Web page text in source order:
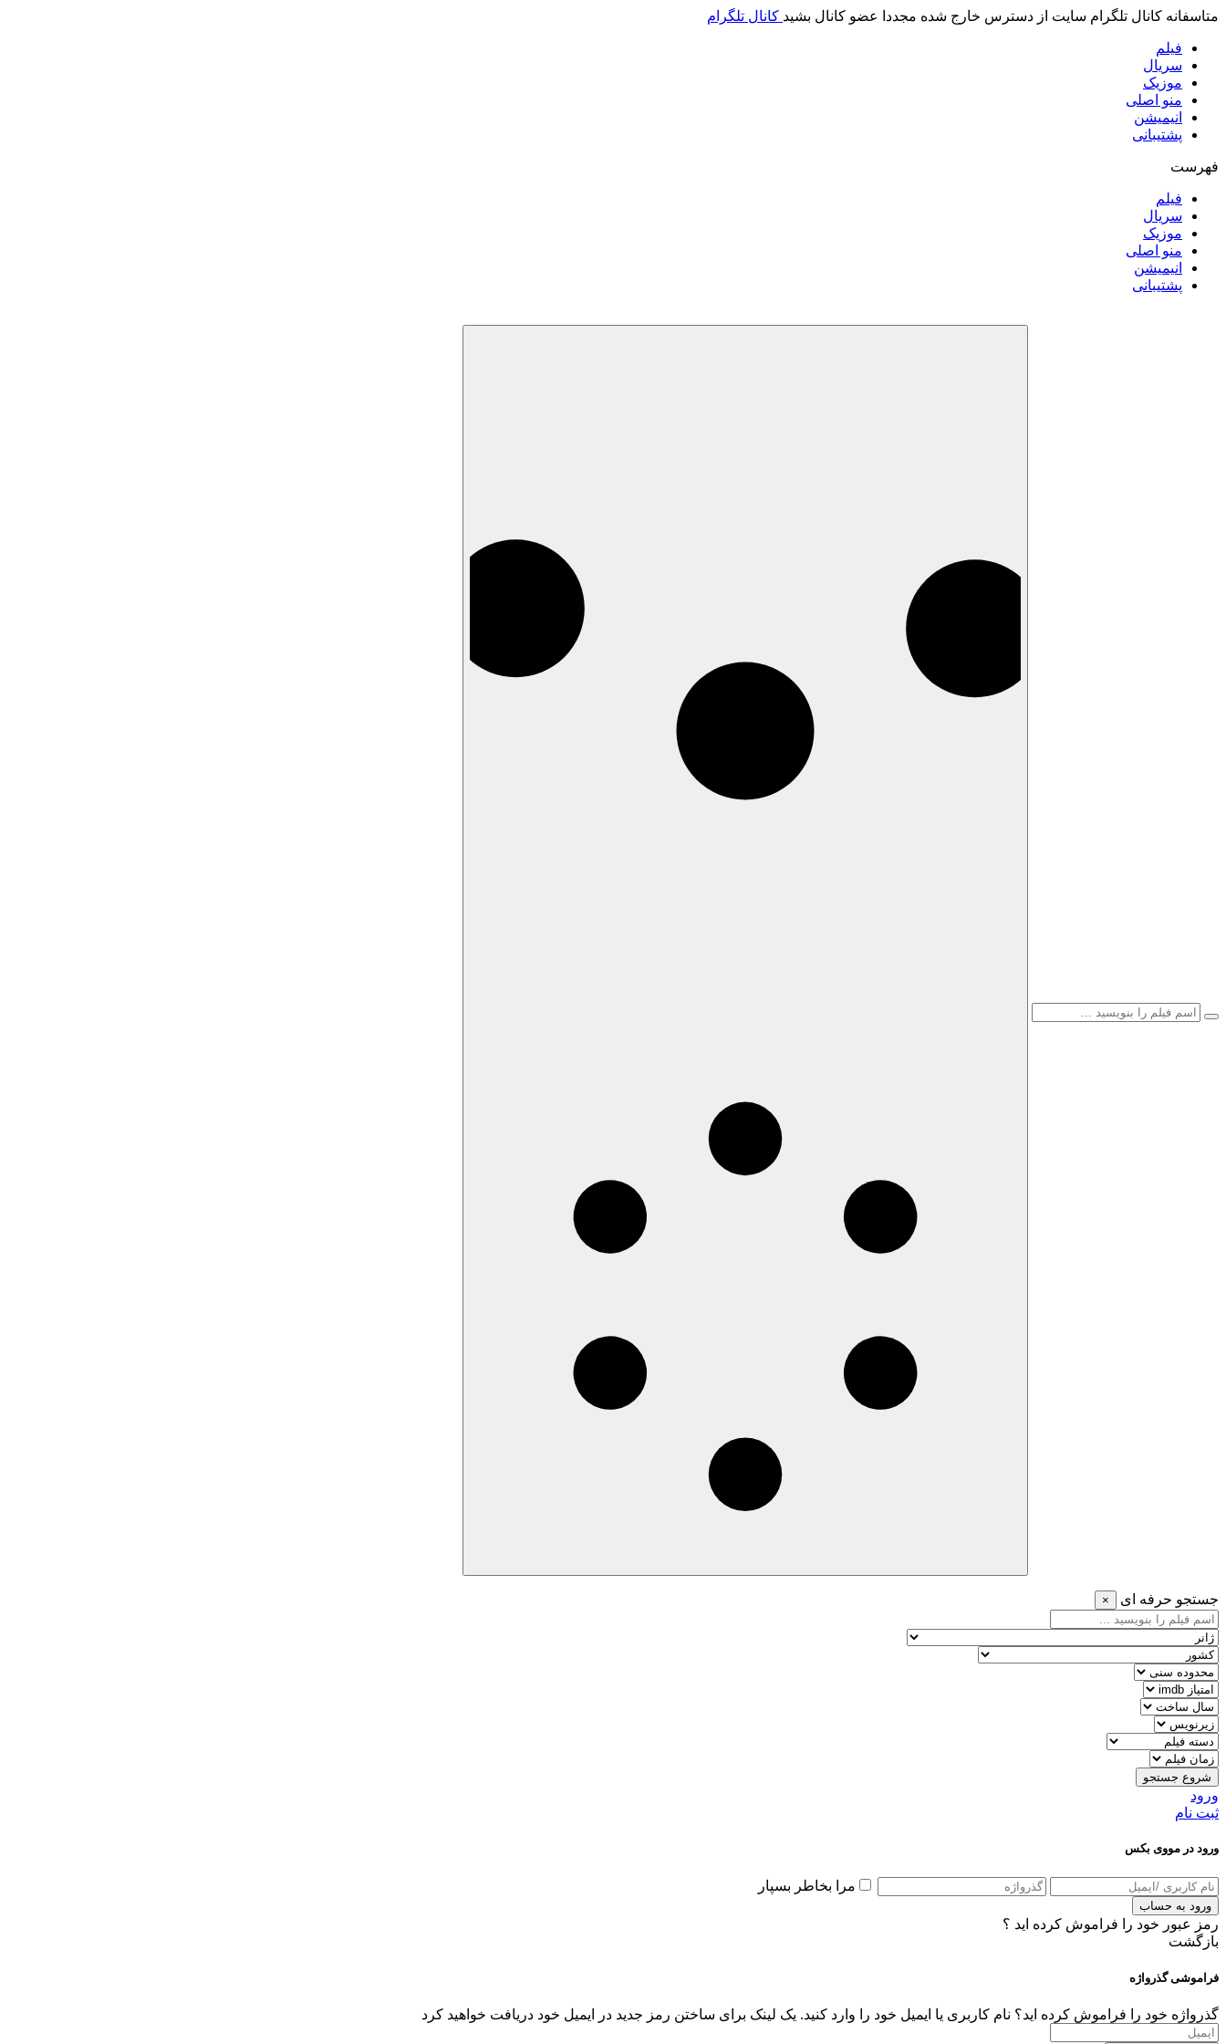
متاسفانه کانال تلگرام سایت از دسترس خارج شده مجددا عضو کانال بشید کانال تلگرام
فیلم
سریال
موزیک
منو اصلی
انیمیشن
پشتیبانی
فهرست
فیلم
سریال
موزیک
منو اصلی
انیمیشن
پشتیبانی
جستجو حرفه ای ×
شروع جستجو
ورود
ثبت نام
ورود در مووی بکس
مرا بخاطر بسپار
ورود به حساب
رمز عبور خود را فراموش کرده اید ؟
بازگشت
فراموشی گذرواژه
گذرواژه خود را فراموش کرده اید؟ نام کاربری یا ایمیل خود را وارد کنید. یک لینک برای ساختن رمز جدید در ایمیل خود دریافت خواهید کرد